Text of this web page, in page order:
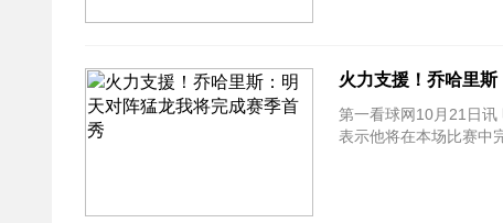
火力支援！乔哈里
第一看球网10月21日讯
表示他将在本场比赛中